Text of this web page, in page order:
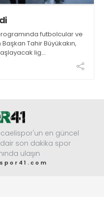
futbolcular ve
Tahir Büyükakın,
lig
dedi.
en güncel
son dakika spor
ulaşın